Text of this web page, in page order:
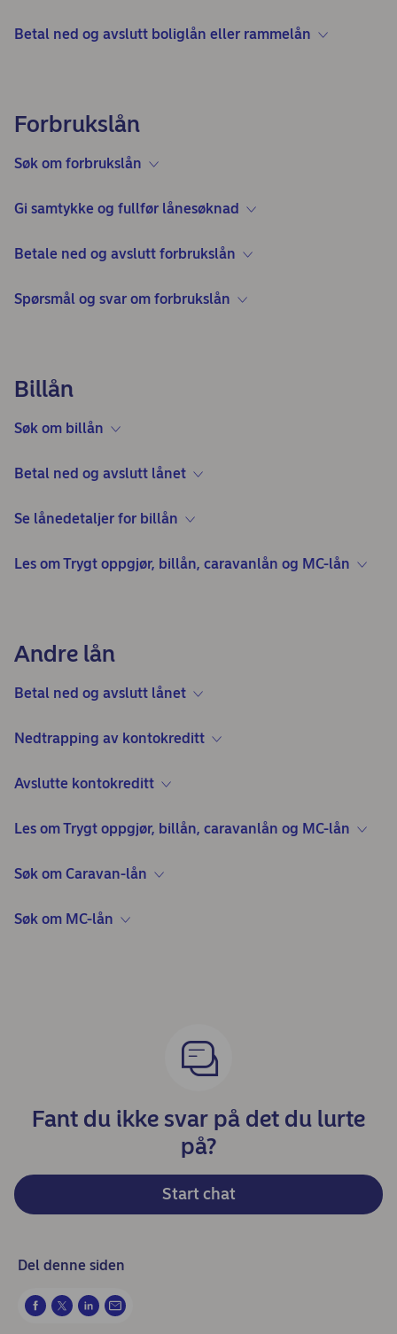
Betal ned og avslutt boliglån eller rammelån
Forbrukslån
Søk om forbrukslån
Gi samtykke og fullfør lånesøknad
Betale ned og avslutt forbrukslån
Spørsmål og svar om forbrukslån
Billån
Søk om billån
Betal ned og avslutt lånet
Se lånedetaljer for billån
Les om Trygt oppgjør, billån, caravanlån og MC-lån
Andre lån
Betal ned og avslutt lånet
Nedtrapping av kontokreditt
Avslutte kontokreditt
Les om Trygt oppgjør, billån, caravanlån og MC-lån
Søk om Caravan-lån
Søk om MC-lån
Fant du ikke svar på det du lurte
på?
Start chat
Del denne siden